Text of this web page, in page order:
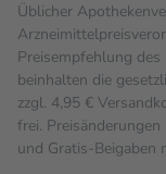
Üblicher
Preisempfehlung
beinhalten die
zzgl. 4,95 €
frei.
und Gratis-Beigaben